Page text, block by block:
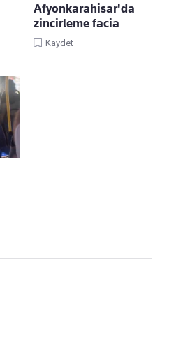
Afyonkarahisar'da
zincirleme facia
Kaydet